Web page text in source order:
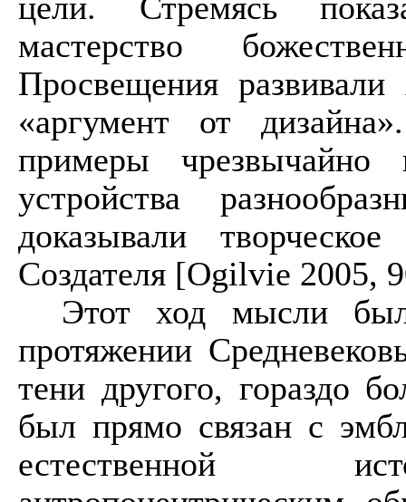
мастерство
Просвещения
«аргумент от
примеры чрезвычайно
устройства
доказывали
Создателя [Ogilvie 2005,
Этот ход мысли
протяжении
тени другого, гораздо
был прямо связан с
естественной